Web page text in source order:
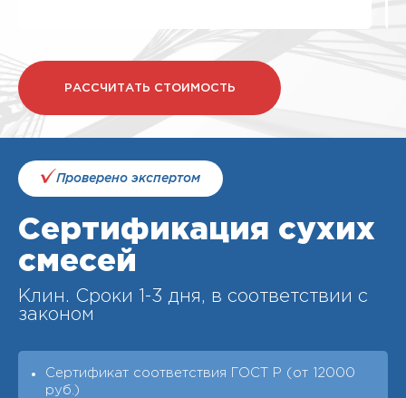
РАССЧИТАТЬ СТОИМОСТЬ
Проверено экспертом
Сертификация сухих
смесей
Клин. Cроки 1-3 дня, в соответствии с
законом
Сертификат соответствия ГОСТ Р (от 12000
руб.)